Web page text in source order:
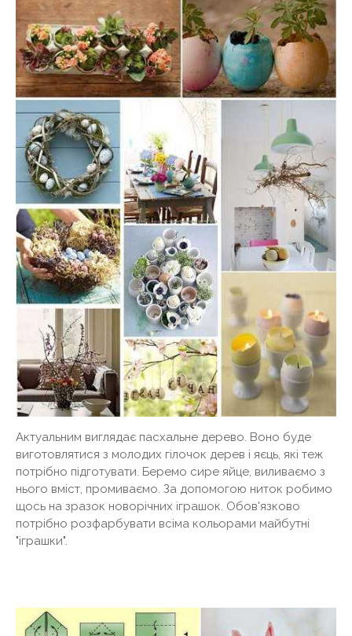
Актуальним виглядає пасхальне дерево. Воно буде
виготовлятися з молодих гілочок дерев і яєць, які теж
потрібно підготувати. Беремо сире яйце, виливаємо з
нього вміст, промиваємо. За допомогою ниток робимо
щось на зразок новорічних іграшок. Обов'язково
потрібно розфарбувати всіма кольорами майбутні
"іграшки".